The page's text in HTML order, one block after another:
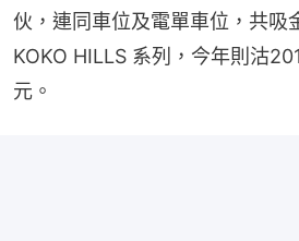
伙，連同車位及電單車位，共吸
KOKO HILLS 系列，今年則沽
元。